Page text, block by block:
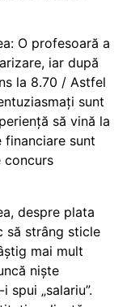
O profesoară a
iar după
la 8.70 / Astfel
sunt
să vină la
sunt
concurs
despre plata
să strâng sticle
mai mult
niște
spui „salariu”.